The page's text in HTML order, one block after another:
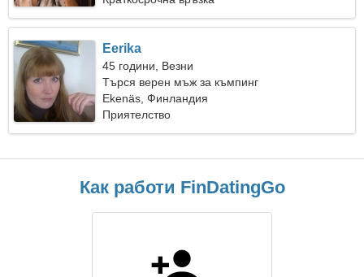
Eerika
45 години, Везни
Търся верен мъж за къмпинг
Ekenäs, Финландия
Приятелство
Как работи FinDatingGo